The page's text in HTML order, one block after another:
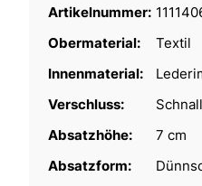
Artikelnummer:
Obermaterial:
Textil
Innenmaterial:
Verschluss:
Absatzhöhe:
7 cm
Absatzform: